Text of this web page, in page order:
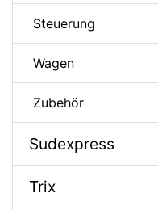
Steuerung
Wagen
Zubehör
Sudexpress
Trix